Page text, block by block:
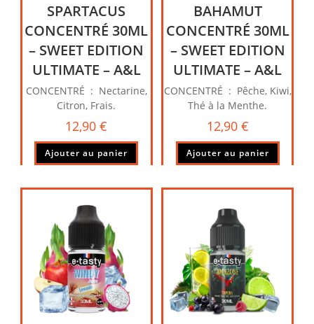
SPARTACUS
CONCENTRÉ 30ML
– SWEET EDITION
ULTIMATE – A&L
CONCENTRÉ : Nectarine,
Citron, Frais.
12,90€
Ajouter au panier
BAHAMUT
CONCENTRÉ 30ML
– SWEET EDITION
ULTIMATE – A&L
CONCENTRÉ : Pêche, Kiwi,
Thé à la Menthe.
12,90 €
Ajouter au panier